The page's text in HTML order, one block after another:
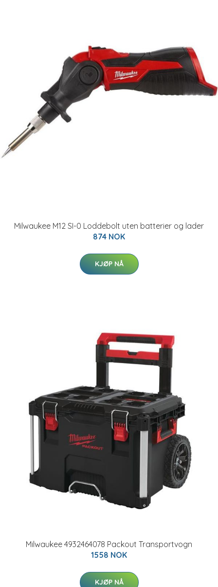
Milwaukee M12 SI-0 Loddebolt uten batterier og lader
874 NOK
KJØP NÅ
Milwaukee 4932464078 Packout Transportvogn
1558 NOK
KJØP NÅ